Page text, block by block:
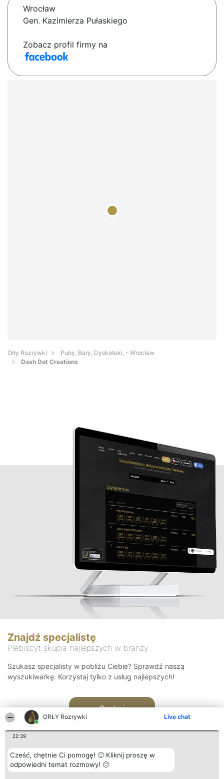
ORŁY Rozrywki Live chat
22:39
Cześć, chętnie Ci pomogę! 🙂 Kliknij proszę w
odpowiedni temat rozmowy! 🙂
Wrocław
Gen. Kazimierza Pułaskiego
Zobacz profil firmy na
Orły Rozrywki
Puby, Bary, Dyskoteki, - Wrocław
Dash Dot Creations
Znajdź specjalistę
Plebiscyt skupia najlepszych w branży
Szukasz specjalisty w pobliżu Ciebie? Sprawdź naszą
wyszukiwarkę. Korzystaj tylko z usług najlepszych!
Szukaj